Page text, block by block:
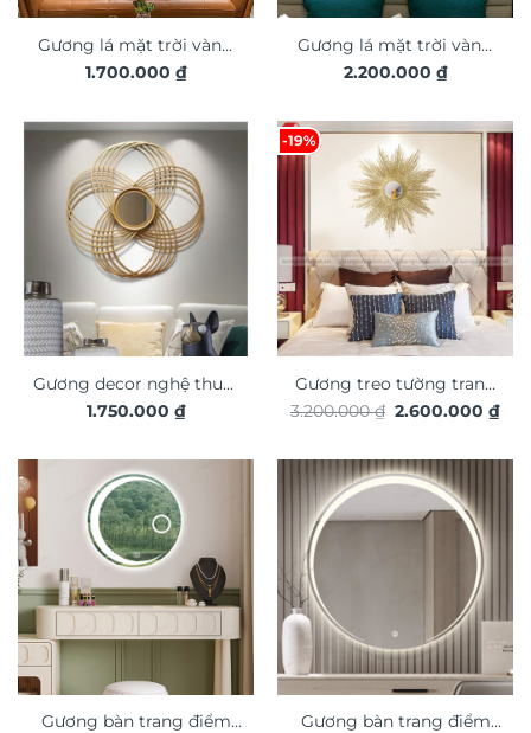
Gương lá mặt trời vàng
decor trang trí treo
1.700.000 ₫
Gương lá mặt trời vàng
decor trang trí treo
2.200.000 ₫
Gương decor nghệ thuật
trang trí nội thất TX815
1.750.000 ₫
-19%
Gương treo tường trang
trí nội thất TX704
3.200.000₫ Giá
gốc
3.200.000 ₫.
2.600.000₫Giá
là:
Gương bàn trang điểm
Gương bàn trang điểm